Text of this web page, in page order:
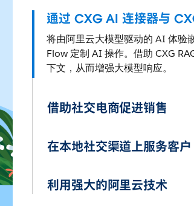
通过 CXG AI 连接器与
将由阿里云大模型驱动的 AI 体验
Flow 定制 AI 操作。借助 CXG
下文，从而增强大模型响应。
借助社交电商促进销售
在本地社交渠道上服务客户
利用强大的阿里云技术